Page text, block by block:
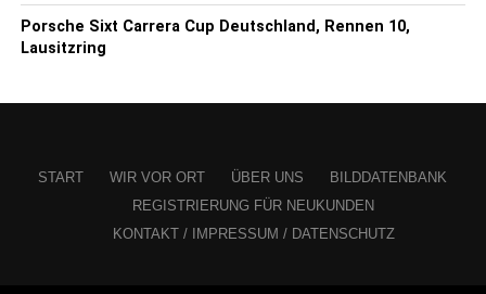
Porsche Sixt Carrera Cup Deutschland, Rennen 10,
Lausitzring
START WIR VOR ORT ÜBER UNS
BILDDATENBANK
REGISTRIERUNG FÜR NEUKUNDEN
KONTAKT / IMPRESSUM / DATENSCHUTZ